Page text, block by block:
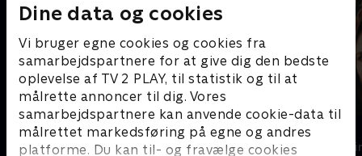
Dine data og cookies
Vi bruger egne cookies og cookies fra
samarbejdspartnere for at give dig den bedste
oplevelse af TV 2 PLAY, til statistik og til at
målrette annoncer til dig. Vores
samarbejdspartnere kan anvende cookie-data til
målrettet markedsføring på egne og andres
platforme. Du kan til- og fravælge cookies
From
Krimi & Spænding • 4 sæsoner
Top Dog
Krimi &